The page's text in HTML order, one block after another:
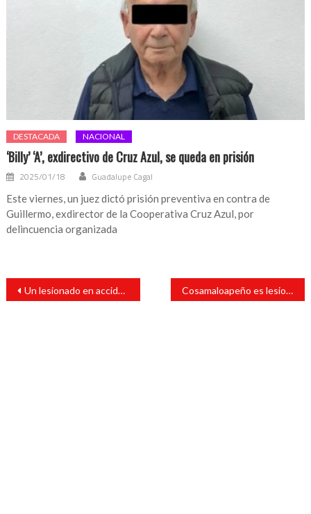
DESTACADA NACIONAL
‘Billy’ ‘A’, exdirectivo de Cruz Azul, se queda en prisión
2025/01/18 Guadalupe Cagal
Este viernes, un juez dictó prisión preventiva en contra de
Guillermo, exdirector de la Cooperativa Cruz Azul, por
delincuencia organizada
Navegación
entradas
Un lesionado en accidente múltiple sobre la 180 Cosamaloapeño es lesionado con proyectil de arma de fuego